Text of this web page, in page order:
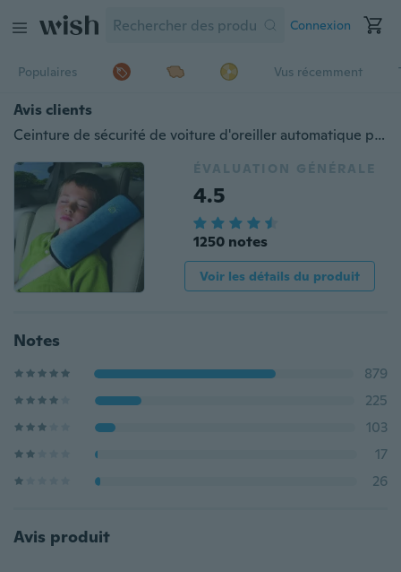
Connexion
Populaires Vus récemment
Avis clients
Ceinture de sécurité de voiture d'oreiller automatique protéger la ceinture de sécurité de véhicule d'épaulière pour enfants enfants
ÉVALUATION GÉNÉRALE
4.5
1250 notes
Voir les détails du produit
Notes
879
225
103
17
26
Avis produit